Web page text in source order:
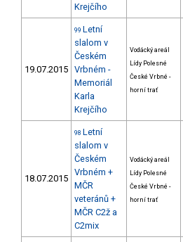
Krejčího
19.07.2015
99 Letní
slalom v
Českém
Vrbném -
Memoriál
Karla
Krejčího
Vodácký areál
Lídy Polesné
České Vrbné -
horní trať
18.07.2015
98 Letní
slalom v
Českém
Vrbném +
MČR
veteránů +
MČR C2ž a
C2mix
Vodácký areál
Lídy Polesné
České Vrbné -
horní trať